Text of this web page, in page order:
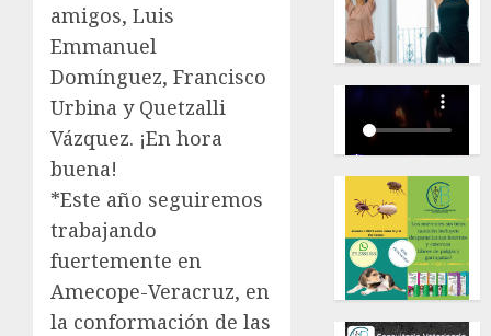
amigos, Luis
Emmanuel
Domínguez, Francisco
Urbina y Quetzalli
Vázquez. ¡En hora
buena!
*Este año seguiremos
trabajando
fuertemente en
Amecope-Veracruz, en
la conformación de las